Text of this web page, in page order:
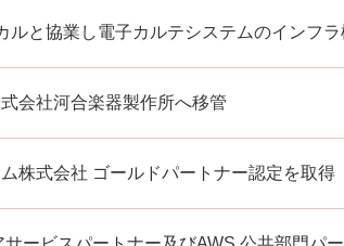
ルと協業し電⼦カルテシステムのインフ
会社河合楽器製作所へ移管
株式会社 ゴールドパートナー認定を取得